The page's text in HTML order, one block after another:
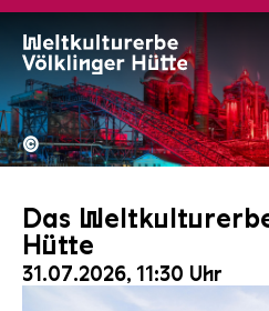
©
Das
Hütte
31.07.2026, 11:30 Uhr